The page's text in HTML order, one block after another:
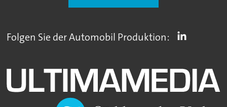
Folgen Sie der Automobil Produktion: